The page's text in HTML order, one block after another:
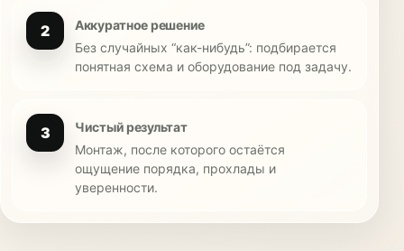
2
Аккуратное решение
Без случайных “как-нибудь”: подбирается
понятная схема и оборудование под задачу.
3
Чистый результат
Монтаж, после которого остаётся
ощущение порядка, прохлады и
уверенности.